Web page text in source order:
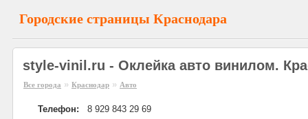
Городские страницы Краснодара
style-vinil.ru - Оклейка авто винилом.
Все города » Краснодар » Авто
Телефон:
8 929 843 29 69